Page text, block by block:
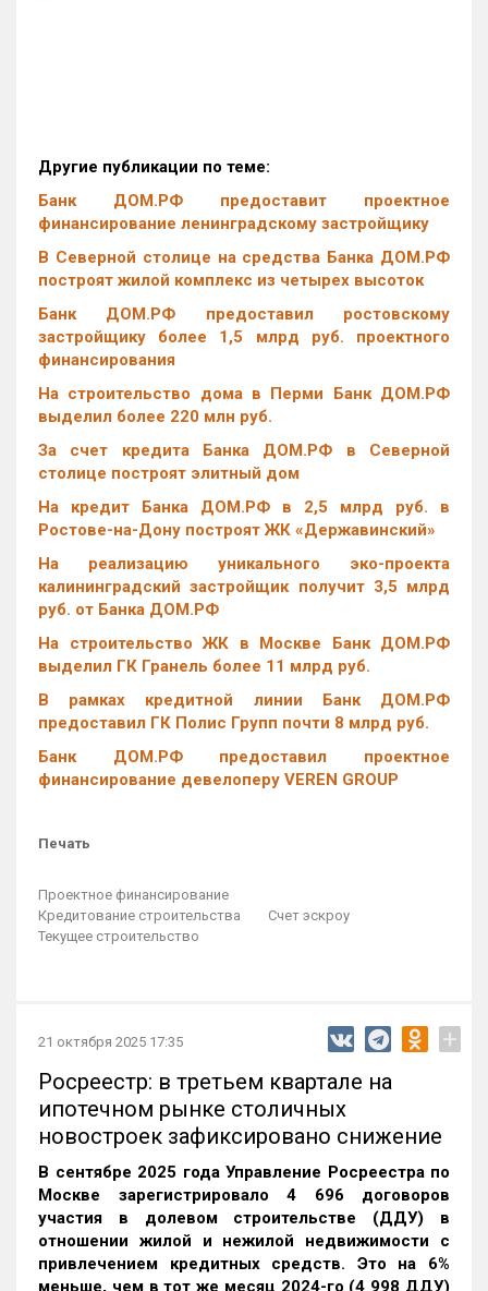
Другие публикации по теме:
Банк ДОМ.РФ предоставит проектное
финансирование ленинградскому застройщику
В Северной столице на средства Банка ДОМ.РФ
построят жилой комплекс из четырех высоток
Банк ДОМ.РФ предоставил ростовскому
застройщику более 1,5 млрд руб. проектного
финансирования
На строительство дома в Перми Банк ДОМ.РФ
выделил более 220 млн руб.
За счет кредита Банка ДОМ.РФ в Северной
столице построят элитный дом
На кредит Банка ДОМ.РФ в 2,5 млрд руб. в
Ростове-на-Дону построят ЖК «Державинский»
На реализацию уникального эко-проекта
калининградский застройщик получит 3,5 млрд
руб. от Банка ДОМ.РФ
На строительство ЖК в Москве Банк ДОМ.РФ
выделил ГК Гранель более 11 млрд руб.
В рамках кредитной линии Банк ДОМ.РФ
предоставил ГК Полис Групп почти 8 млрд руб.
Банк ДОМ.РФ предоставил проектное
финансирование девелоперу VEREN GROUP
Печать
Проектное финансирование
Кредитование строительства
Счет эскроу
Текущее строительство
21 октября 2025 17:35 +
Росреестр: в третьем квартале на
ипотечном рынке столичных
новостроек зафиксировано снижение
В сентябре 2025 года Управление Росреестра по
Москве зарегистрировало 4 696 договоров
участия в долевом строительстве (ДДУ) в
отношении жилой и нежилой недвижимости с
привлечением кредитных средств. Это на 6%
меньше, чем в тот же месяц 2024-го (4 998 ДДУ)